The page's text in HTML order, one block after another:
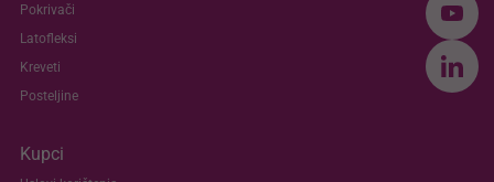
Pokrivači
Latofleksi
Kreveti
Posteljine
Kupci